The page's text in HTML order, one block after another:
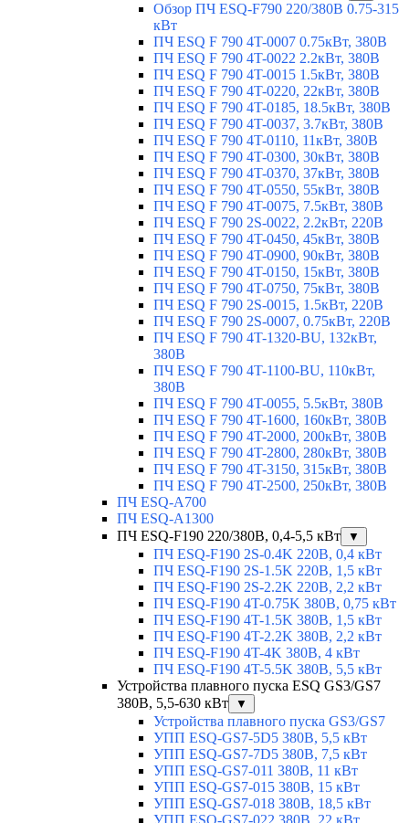
Обзор ПЧ ESQ-F790 220/380В 0.75-315
кВт
ПЧ ESQ F 790 4T-0007 0.75кВт, 380В
ПЧ ESQ F 790 4T-0022 2.2кВт, 380В
ПЧ ESQ F 790 4T-0015 1.5кВт, 380В
ПЧ ESQ F 790 4T-0220, 22кВт, 380В
ПЧ ESQ F 790 4T-0185, 18.5кВт, 380В
ПЧ ESQ F 790 4T-0037, 3.7кВт, 380В
ПЧ ESQ F 790 4T-0110, 11кВт, 380В
ПЧ ESQ F 790 4T-0300, 30кВт, 380В
ПЧ ESQ F 790 4T-0370, 37кВт, 380В
ПЧ ESQ F 790 4T-0550, 55кВт, 380В
ПЧ ESQ F 790 4T-0075, 7.5кВт, 380В
ПЧ ESQ F 790 2S-0022, 2.2кВт, 220В
ПЧ ESQ F 790 4T-0450, 45кВт, 380В
ПЧ ESQ F 790 4T-0900, 90кВт, 380В
ПЧ ESQ F 790 4T-0150, 15кВт, 380В
ПЧ ESQ F 790 4T-0750, 75кВт, 380В
ПЧ ESQ F 790 2S-0015, 1.5кВт, 220В
ПЧ ESQ F 790 2S-0007, 0.75кВт, 220В
ПЧ ESQ F 790 4T-1320-BU, 132кВт,
380В
ПЧ ESQ F 790 4T-1100-BU, 110кВт,
380В
ПЧ ESQ F 790 4T-0055, 5.5кВт, 380В
ПЧ ESQ F 790 4T-1600, 160кВт, 380В
ПЧ ESQ F 790 4T-2000, 200кВт, 380В
ПЧ ESQ F 790 4T-2800, 280кВт, 380В
ПЧ ESQ F 790 4T-3150, 315кВт, 380В
ПЧ ESQ F 790 4T-2500, 250кВт, 380В
ПЧ ESQ-A700
ПЧ ESQ-A1300
ПЧ ESQ-F190 220/380В, 0,4-5,5 кВт
▼
ПЧ ESQ-F190 2S-0.4K 220В, 0,4 кВт
ПЧ ESQ-F190 2S-1.5K 220В, 1,5 кВт
ПЧ ESQ-F190 2S-2.2K 220В, 2,2 кВт
ПЧ ESQ-F190 4T-0.75K 380В, 0,75 кВт
ПЧ ESQ-F190 4T-1.5K 380В, 1,5 кВт
ПЧ ESQ-F190 4T-2.2K 380В, 2,2 кВт
ПЧ ESQ-F190 4T-4K 380В, 4 кВт
ПЧ ESQ-F190 4T-5.5K 380В, 5,5 кВт
Устройства плавного пуска ESQ GS3/GS7
380В, 5,5-630 кВт
▼
Устройства плавного пуска GS3/GS7
УПП ESQ-GS7-5D5 380В, 5,5 кВт
УПП ESQ-GS7-7D5 380В, 7,5 кВт
УПП ESQ-GS7-011 380В, 11 кВт
УПП ESQ-GS7-015 380В, 15 кВт
УПП ESQ-GS7-018 380В, 18,5 кВт